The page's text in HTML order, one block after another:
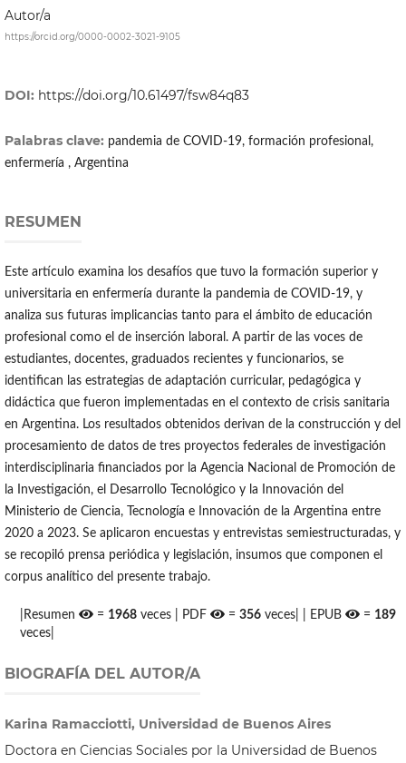
Autor/a
https://orcid.org/0000-0002-3021-9105
DOI: https://doi.org/10.61497/fsw84q83
Palabras clave: pandemia de COVID-19, formación profesional,
enfermería , Argentina
RESUMEN
Este artículo examina los desafíos que tuvo la formación superior y
universitaria en enfermería durante la pandemia de COVID-19, y
analiza sus futuras implicancias tanto para el ámbito de educación
profesional como el de inserción laboral. A partir de las voces de
estudiantes, docentes, graduados recientes y funcionarios, se
identifican las estrategias de adaptación curricular, pedagógica y
didáctica que fueron implementadas en el contexto de crisis sanitaria
en Argentina. Los resultados obtenidos derivan de la construcción y del
procesamiento de datos de tres proyectos federales de investigación
interdisciplinaria financiados por la Agencia Nacional de Promoción de
la Investigación, el Desarrollo Tecnológico y la Innovación del
Ministerio de Ciencia, Tecnología e Innovación de la Argentina entre
2020 a 2023. Se aplicaron encuestas y entrevistas semiestructuradas, y
se recopiló prensa periódica y legislación, insumos que componen el
corpus analítico del presente trabajo.
|Resumen = 1968 veces | PDF =356 veces| | EPUB = 189
veces|
BIOGRAFÍA DEL AUTOR/A
Karina Ramacciotti, Universidad de Buenos Aires
Doctora en Ciencias Sociales por la Universidad de Buenos